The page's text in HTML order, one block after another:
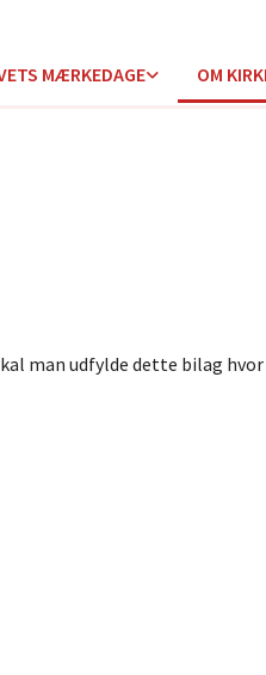
MÆRKEDAGE OM
man udfylde dette bilag